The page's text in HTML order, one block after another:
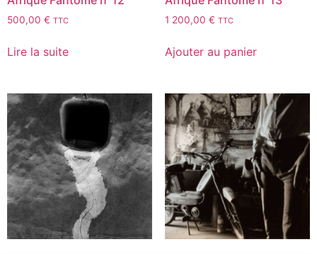
500,00 € TTC
Lire la suite
1 200,00 € TTC
Ajouter au panier